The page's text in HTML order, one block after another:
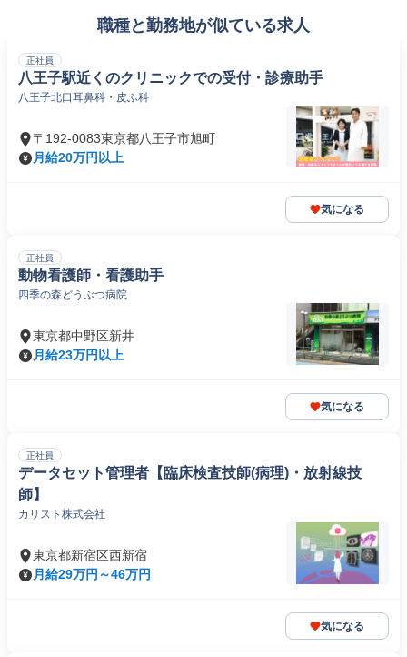
職種と勤務地が似ている求人
正社員
八王子駅近くのクリニックでの受付・診療助手
八王子北口耳鼻科・皮ふ科
〒192-0083東京都八王子市旭町
月給20万円以上
気になる
正社員
動物看護師・看護助手
四季の森どうぶつ病院
東京都中野区新井
月給23万円以上
気になる
正社員
データセット管理者【臨床検査技師(病理)・放射線技
師】
カリスト株式会社
東京都新宿区西新宿
月給29万円～46万円
気になる